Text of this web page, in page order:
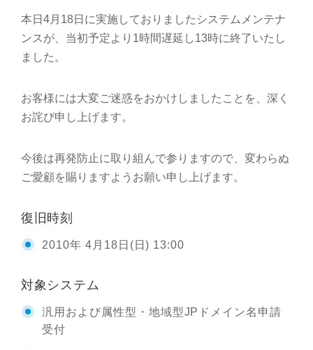
本日4月18日に実施しておりましたシステムメンテナ
ンスが、当初予定より1時間遅延し13時に終了いたし
ました。
お客様には大変ご迷惑をおかけしましたことを、深く
お詫び申し上げます。
今後は再発防止に取り組んで参りますので、変わらぬ
ご愛顧を賜りますようお願い申し上げます。
復旧時刻
2010年 4月18日(日) 13:00
対象システム
汎用および属性型・地域型JPドメイン名申請
受付